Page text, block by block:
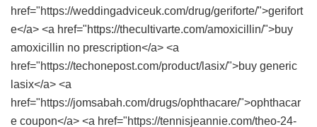
href="https://weddingadviceuk.com/drug/geriforte/">gerifort
e</a> <a href="https://thecultivarte.com/amoxicillin/">buy
amoxicillin no prescription</a> <a
href="https://techonepost.com/product/lasix/">buy generic
lasix</a> <a
href="https://jomsabah.com/drugs/ophthacare/">ophthacar
e coupon</a> <a href="https://tennisjeannie.com/theo-24-